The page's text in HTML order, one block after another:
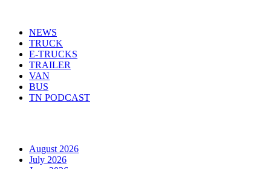
NEWS
TRUCK
E-TRUCKS
TRAILER
VAN
BUS
TN PODCAST
August 2026
July 2026